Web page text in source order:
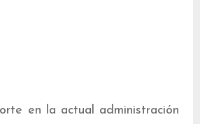
en la actual administración